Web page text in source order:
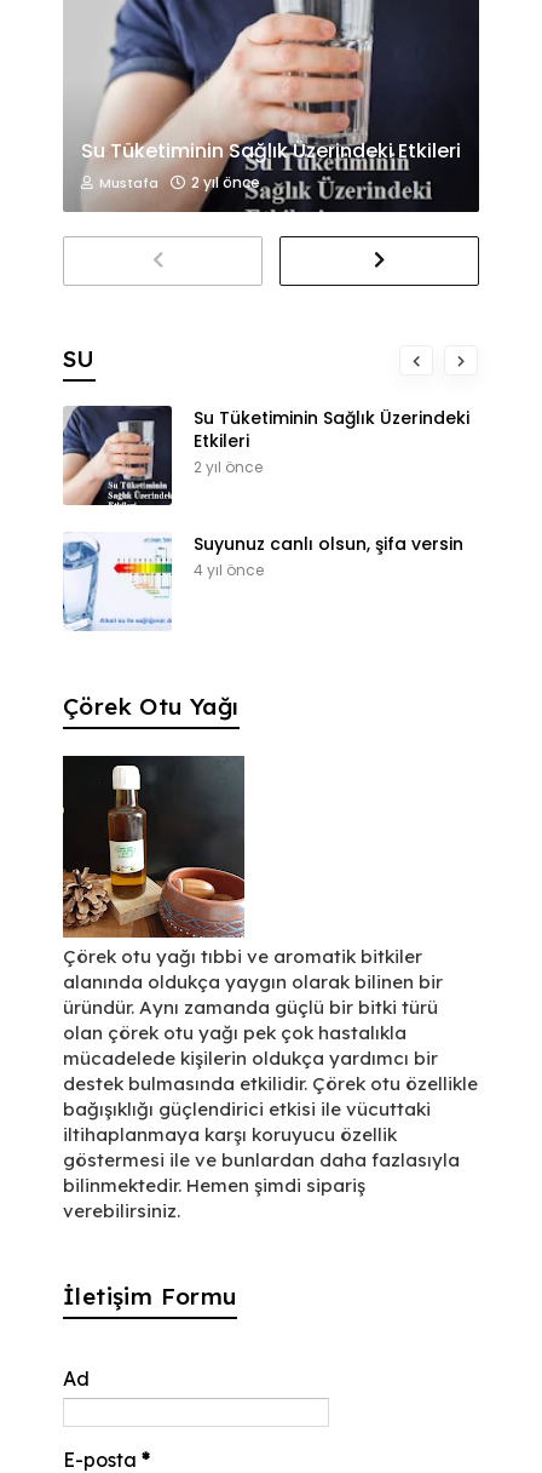
Su Tüketiminin Sağlık Üzerindeki Etkileri
Mustafa 2 yıl önce
SU
Su Tüketiminin Sağlık Üzerindeki
Etkileri
2 yıl önce
Suyunuz canlı olsun, şifa versin
4 yıl önce
Çörek Otu Yağı
Çörek otu yağı tıbbi ve aromatik bitkiler
alanında oldukça yaygın olarak bilinen bir
üründür. Aynı zamanda güçlü bir bitki türü
olan çörek otu yağı pek çok hastalıkla
mücadelede kişilerin oldukça yardımcı bir
destek bulmasında etkilidir. Çörek otu özellikle
bağışıklığı güçlendirici etkisi ile vücuttaki
iltihaplanmaya karşı koruyucu özellik
göstermesi ile ve bunlardan daha fazlasıyla
bilinmektedir. Hemen şimdi sipariş
verebilirsiniz.
İletişim Formu
Ad
E-posta *